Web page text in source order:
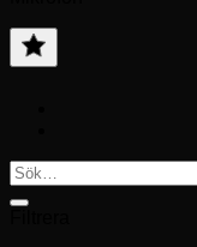
Lägg
Sök
efter: